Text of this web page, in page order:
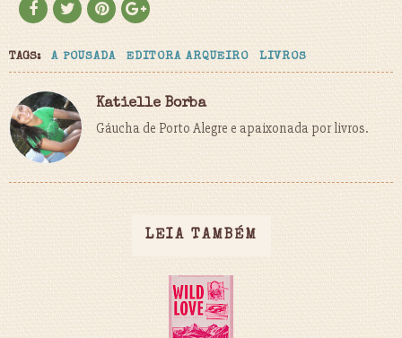
TAGS: A POUSADA EDITORA ARQUEIRO LIVROS
Katielle Borba
Gáucha de Porto Alegre e apaixonada por livros.
LEIA TAMBÉM